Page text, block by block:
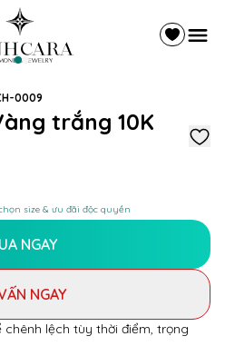
0009
trắng 10K
size & ưu đãi độc quyền
NGAY
NGAY
lệch tùy thời điểm, trọng